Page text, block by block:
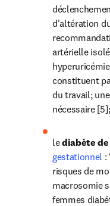
d'altération
artérielle
constituent
du travail;
nécessaire [5];
le diabète de
gestationnel :
risques de
macrosomie
femmes